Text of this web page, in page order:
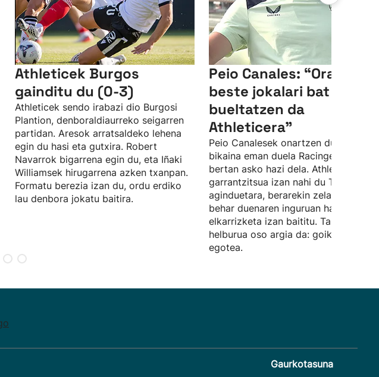
Athleticek Burgos
gainditu du (0-3)
Athleticek sendo irabazi dio Burgosi
Plantion, denboraldiaurreko seigarren
partidan. Aresok arratsaldeko lehena
egin du hasi eta gutxira. Robert
Navarrok bigarrena egin du, eta Iñaki
Williamsek hirugarrena azken txanpan.
Formatu berezia izan du, ordu erdiko
lau denbora jokatu baitira.
Peio Canales: “Orain
beste jokalari bat
bueltatzen da
Athleticera”
Peio Canalesek onartzen du urte
bikaina eman duela Racingen utzita,
bertan asko hazi dela. Athleticen
garrantzitsua izan nahi du Terzicen
aginduetara, berarekin zelaian egin
behar duenaren inguruan hainbat
elkarrizketa izan baititu. Taldearen
helburua oso argia da: goiko
egotea.
Gaurkotasuna